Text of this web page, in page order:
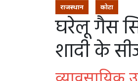
राजस्थान कोटा
घरेलू गैस
शादी के
व्यावसायिक